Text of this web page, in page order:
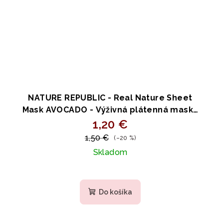
NATURE REPUBLIC - Real Nature Sheet
Mask AVOCADO - Výživná plátenná maska
s centellou a harmančekom 23ml
1,20 €
1,50 € (–20 %)
Skladom
Do košíka